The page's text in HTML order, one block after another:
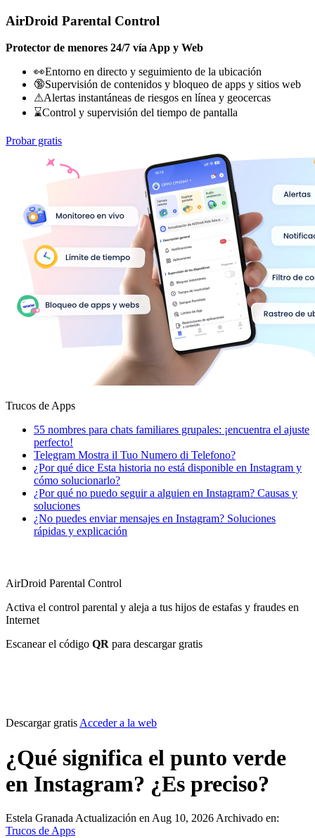
AirDroid Parental Control
Protector de menores 24/7 vía App y Web
👀Entorno en directo y seguimiento de la ubicación
🔞Supervisión de contenidos y bloqueo de apps y sitios web
⚠Alertas instantáneas de riesgos en línea y geocercas
⌛Control y supervisión del tiempo de pantalla
Probar gratis
Trucos de Apps
55 nombres para chats familiares grupales: ¡encuentra el ajuste
perfecto!
Telegram Mostra il Tuo Numero di Telefono?
¿Por qué dice Esta historia no está disponible en Instagram y
cómo solucionarlo?
¿Por qué no puedo seguir a alguien en Instagram? Causas y
soluciones
¿No puedes enviar mensajes en Instagram? Soluciones
rápidas y explicación
AirDroid Parental Control
Activa el control parental y aleja a tus hijos de estafas y fraudes en
Internet
Escanear el código QR para descargar gratis
Descargar gratisAcceder a la web
¿Qué significa el punto verde
en Instagram? ¿Es preciso?
Estela Granada Actualización en Aug 10, 2026 Archivado en:
Trucos de Apps